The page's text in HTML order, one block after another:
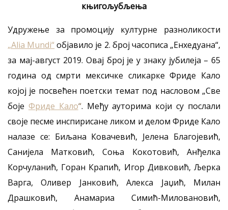
књигољубљења
Удружење за промоцију културне разноликости
„Alia Mundi“објавило је 2. број часописа „Енхедуана“,
за мај-август 2019. Овај број је у знаку јубилеја – 65
година од смрти мексичке сликарке Фриде Кало
којој је посвећен поетски темат под насловом „Све
боје Фриде Кало“. Међу ауторима који су послали
своје песме инспирисане ликом и делом Фриде Кало
налазе се: Биљана Ковачевић, Јелена Благојевић,
Санијела Матковић, Соња Кокотовић, Анђелка
Корчуланић, Горан Крапић, Игор Дивковић, Љерка
Варга, Оливер Јанковић, Алекса Јаџић, Милан
Драшковић, Анамариа Симић-Миловановић,